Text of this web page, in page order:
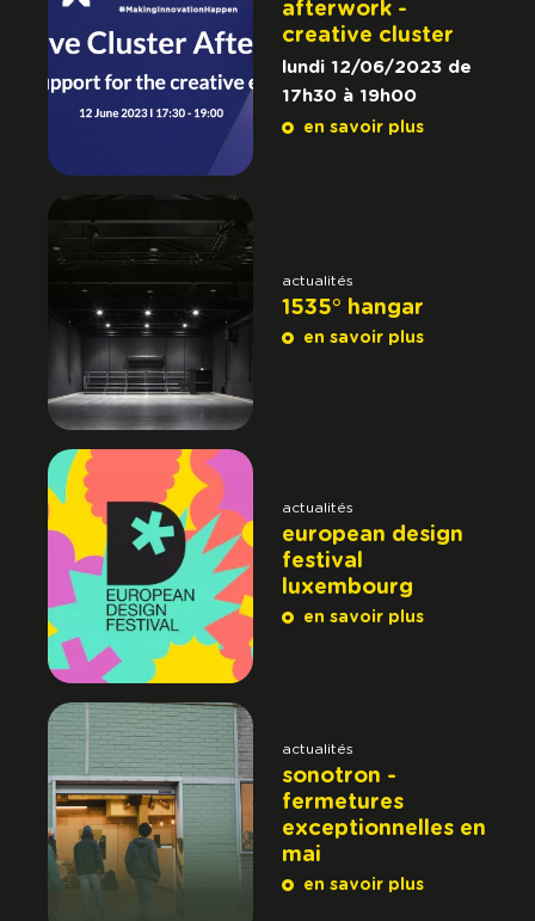
afterwork -
creative cluster
lundi 12/06/2023 de
17h30 à 19h00
en savoir plus
actualités
1535° hangar
en savoir plus
actualités
european design
festival
luxembourg
en savoir plus
actualités
sonotron -
fermetures
exceptionnelles en
mai
en savoir plus